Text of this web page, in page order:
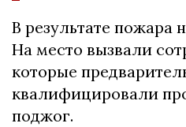
В результате пожара
На место вызвали
которые
квалифицировали
поджог.